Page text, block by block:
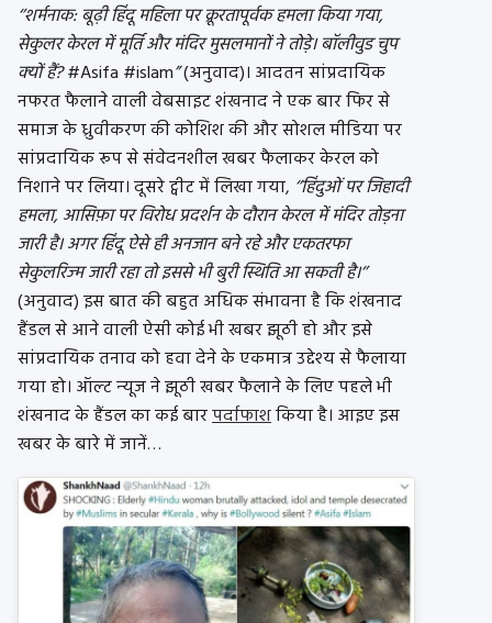
‘’शर्मनाक: बूढ़ी हिंदू महिला पर क्रूरतापूर्वक हमला किया गया,
सेकुलर केरल में मूर्ति और मंदिर मुसलमानों ने तोड़े। बॉलीवुड चुप
क्‍यों हैं?#Asifa #islam”(अनुवाद)। आदतन सांप्रदायिक
नफरत फैलाने वाली वेबसाइट शंखनाद ने एक बार फिर से
समाज के ध्रुवीकरण की कोशिश की और सोशल मीडिया पर
सांप्रदायिक रूप से संवेदनशील खबर फैलाकर केरल को
निशाने पर लिया। दूसरे ट्वीट में लिखा गया, ‘’हिंदुओं पर जिहादी
हमला, आसिफ़ा पर विरोध प्रदर्शन के दौरान केरल में मंदिर तोड़ना
जारी है। अगर हिंदू ऐसे ही अनजान बने रहे और एकतरफा
सेकुलरिज्‍म जारी रहा तो इससे भी बुरी स्थिति आ सकती है।‘’
(अनुवाद) इस बात की बहुत अधिक संभावना है कि शंखनाद
हैंडल से आने वाली ऐसी कोई भी खबर झूठी हो और इसे
सांप्रदायिक तनाव को हवा देने के एकमात्र उद्देश्‍य से फैलाया
गया हो। ऑल्‍ट न्‍यूज ने झूठी खबर फैलाने के लिए पहले भी
शंखनाद के हैंडल का कई बारपर्दाफाशकिया है। आइए इस
खबर के बारे में जानें…